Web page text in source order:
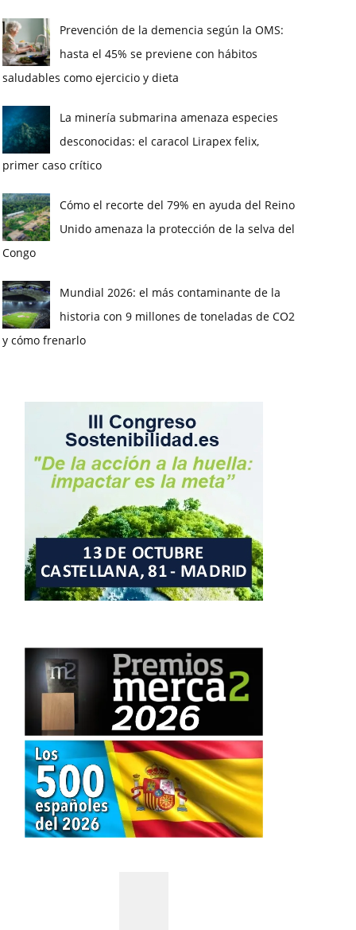
Prevención de la demencia según la OMS:
hasta el 45% se previene con hábitos
saludables como ejercicio y dieta
La minería submarina amenaza especies
desconocidas: el caracol Lirapex felix,
primer caso crítico
Cómo el recorte del 79% en ayuda del Reino
Unido amenaza la protección de la selva del
Congo
Mundial 2026: el más contaminante de la
historia con 9 millones de toneladas de CO2
y cómo frenarlo